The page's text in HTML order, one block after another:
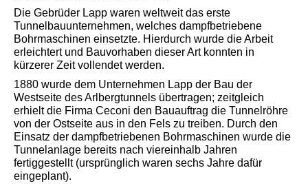
Die Gebrüder Lapp waren weltweit das erste
Tunnelbauunternehmen, welches dampfbetriebene
Bohrmaschinen einsetzte. Hierdurch wurde die Arbeit
erleichtert und Bauvorhaben dieser Art konnten in
kürzerer Zeit vollendet werden.
1880 wurde dem Unternehmen Lapp der Bau der
Westseite des Arlbergtunnels übertragen; zeitgleich
erhielt die Firma Ceconi den Bauauftrag die Tunnelröhre
von der Ostseite aus in den Fels zu treiben. Durch den
Einsatz der dampfbetriebenen Bohrmaschinen wurde die
Tunnelanlage bereits nach viereinhalb Jahren
fertiggestellt (ursprünglich waren sechs Jahre dafür
eingeplant).